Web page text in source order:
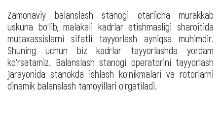
Zamonaviy balanslash stanogi etarlicha murakkab
uskuna bo‘lib, malakali kadrlar etishmasligi sharoitida
mutaxassislarni sifatli tayyorlash ayniqsa muhimdir.
Shuning uchun biz kadrlar tayyorlashda yordam
ko‘rsatamiz. Balanslash stanogi operatorini tayyorlash
jarayonida stanokda ishlash ko‘nikmalari va rotorlarni
dinamik balanslash tamoyillari o‘rgatiladi.